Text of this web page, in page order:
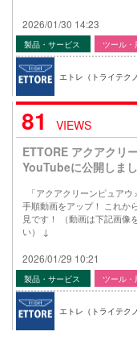
2026/01/30 14:23
製品・サービス ツール
エトレ（トライテク
81
VIEWS
ETTORE アクアクリ
YouTubeに公開しまし
「アクアクリーンピュア
手順動画をアップ！ これか
見です！ （動画は下記画像
い） ↓
2026/01/29 10:21
製品・サービス ツール
エトレ（トライテク